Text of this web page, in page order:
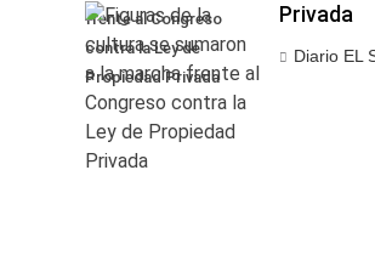
frente al Congreso
contra la Ley de
Propiedad Privada
Privada
Diario EL